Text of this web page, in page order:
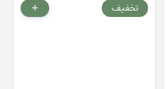
تخفیف